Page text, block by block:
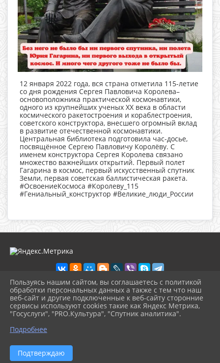
12 января 2022 года, вся страна отметила 115-летие
со дня рождения Сергея Павловича Королева–
основоположника практической космонавтики,
одного из крупнейших ученых XX века в области
космического ракетостроения и кораблестроения,
советского конструктора, внесшего огромный вклад
в развитие отечественной космонавтики.
Центральная библиотека подготовила час-досье,
посвящённое Сергею Павловичу Королёву. С
именем конструктора Сергея Королева связано
множество важнейших открытий. Первый полет
Гагарина в космос, первый искусственный спутник
Земли, первая советская баллистическая ракета.
#ОсвоениеКосмоса #Королеву_115
#Гениальный_конструктор #Великие_люди_России
2026 г. cbskuban.apskult.ru
Вход
Карта сайта
Политика обработки персональных данных
Сделано на KubCMS
Разработка и поддержка
Пользуясь нашим сайтом, вы соглашаетесь с политикой
обработки персональных данных а также с тем что наш
веб-сайт и другие подключенные к веб-сайту сторонние
сервисы используют cookies такие как Яндекс Метрика,
"Госуслуги", "PRO.Культура", "Спутник аналитика".
Подробнее
Подтверждаю